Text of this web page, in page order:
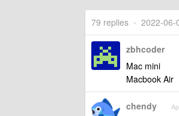
79 replies • 2022-06-
zbhcoder
Mac mini
Macbook Air
chendy